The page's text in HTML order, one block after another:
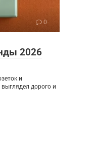
0
2026
и
дорого и